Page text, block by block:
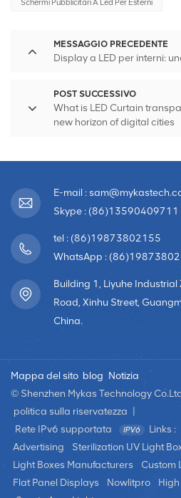
Schermi Pubblicitari A Led Per Esterni
MESSAGGIO PRECEDENTE
Display a LED per interni:
POST SUCCESSIVO
What is LED Curtain
new horizon of digital cities
E-mail :
Skype : (86)13590409711
tel : (86)19873802155
WhatsApp :
Building 1, Liyuhe
Road, Xinhu Street,
China.
Mappa del sito blog Notizia
© Shenzhen Mykas Technology
politica sulla riservatezza
Rete IPv6 supportata
Links :
Advertising
Sterilization UV Light
Light Boxes Manufacturers
Custom
Flat Panel Displays
Nowlitpro